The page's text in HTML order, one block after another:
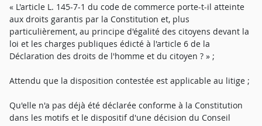
« L'article L. 145-7-1 du code de commerce porte-t-il atteinte
aux droits garantis par la Constitution et, plus
particulièrement, au principe d'égalité des citoyens devant la
loi et les charges publiques édicté à l'article 6 de la
Déclaration des droits de l'homme et du citoyen ? » ;
Attendu que la disposition contestée est applicable au litige ;
Qu'elle n'a pas déjà été déclarée conforme à la Constitution
dans les motifs et le dispositif d'une décision du Conseil